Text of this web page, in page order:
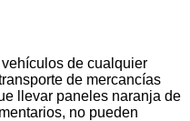
de cualquier
de mercancías
llevar paneles naranja de
no pueden